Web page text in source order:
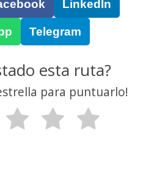
LinkedIn
Telegram
esta ruta?
para puntuarlo!